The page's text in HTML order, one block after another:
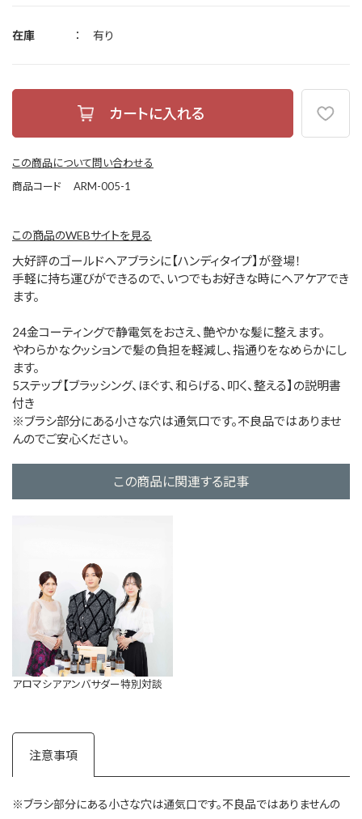
在庫 有り
この商品について問い合わせる
商品コード
ARM-005-1
この商品のWEBサイトを見る
大好評のゴールドヘアブラシに【ハンディタイプ】が登場！
手軽に持ち運びができるので、いつでもお好きな時にヘアケアでき
ます。
24金コーティングで静電気をおさえ、艶やかな髪に整えます。
やわらかなクッションで髪の負担を軽減し、指通りをなめらかにし
ます。
5ステップ【ブラッシング、ほぐす、和らげる、叩く、整える】の説明書
付き
※ブラシ部分にある小さな穴は通気口です。不良品ではありませ
んのでご安心ください。
この商品に関連する記事
アロマシアアンバサダー特別対談
注意事項
※ブラシ部分にある小さな穴は通気口です。不良品ではありませんの